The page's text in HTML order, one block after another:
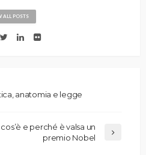
ALL POSTS
anatomia e legge
e perché è valsa un
premio Nobel